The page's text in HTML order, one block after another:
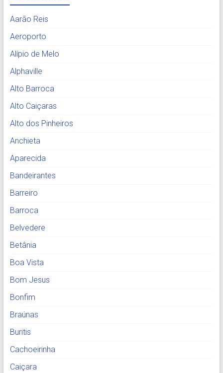
Aarão Reis
Aeroporto
Alípio de Melo
Alphaville
Alto Barroca
Alto Caiçaras
Alto dos Pinheiros
Anchieta
Aparecida
Bandeirantes
Barreiro
Barroca
Belvedere
Betânia
Boa Vista
Bom Jesus
Bonfim
Braúnas
Buritis
Cachoeirinha
Caiçara